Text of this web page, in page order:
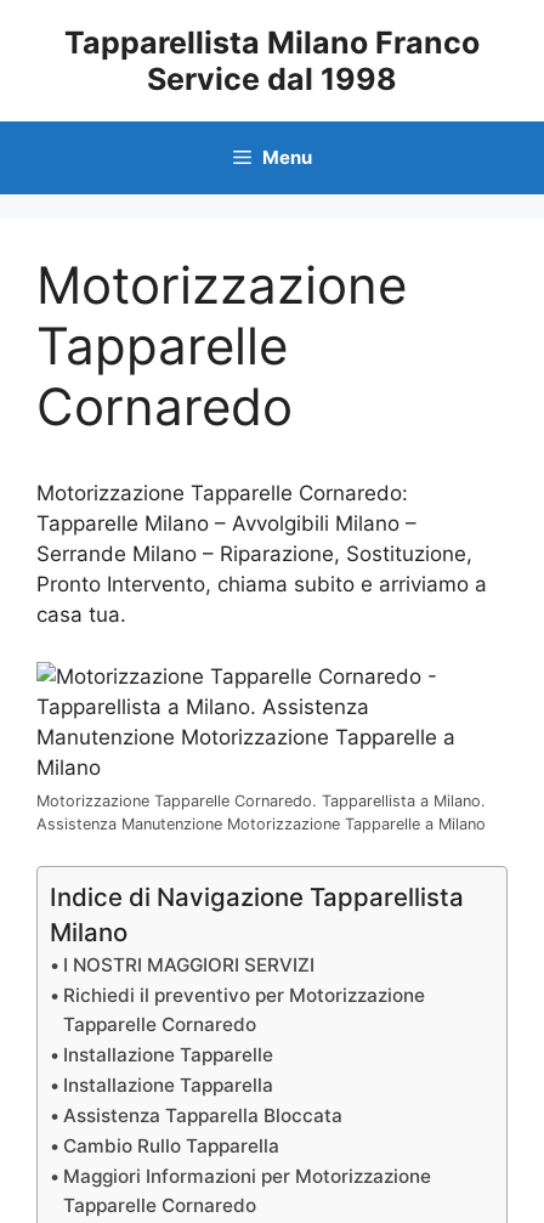
Tapparellista Milano Franco
Service dal 1998
Menu
Motorizzazione
Tapparelle
Cornaredo
Motorizzazione Tapparelle Cornaredo:
Tapparelle Milano – Avvolgibili Milano –
Serrande Milano – Riparazione, Sostituzione,
Pronto Intervento, chiama subito e arriviamo a
casa tua.
Motorizzazione Tapparelle Cornaredo. Tapparellista a Milano.
Assistenza Manutenzione Motorizzazione Tapparelle a Milano
Indice di Navigazione Tapparellista
Milano
I NOSTRI MAGGIORI SERVIZI
Richiedi il preventivo per Motorizzazione
Tapparelle Cornaredo
Installazione Tapparelle
Installazione Tapparella
Assistenza Tapparella Bloccata
Cambio Rullo Tapparella
Maggiori Informazioni per Motorizzazione
Tapparelle Cornaredo